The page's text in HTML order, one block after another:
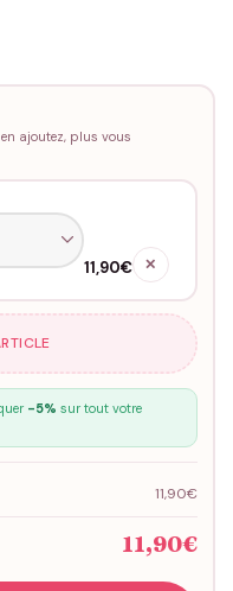
ajoutez, plus vous
11,90€ ✕
-5% sur tout votre
11,90€
11,90€